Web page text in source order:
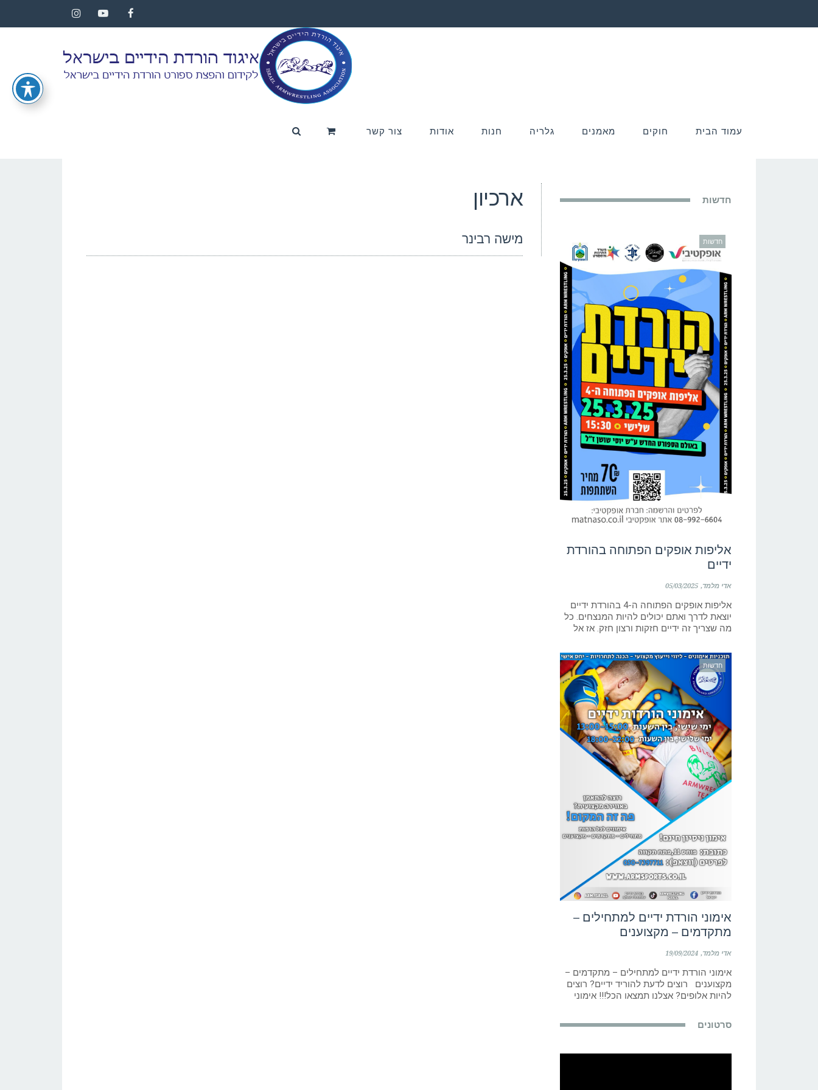
Facebook
YouTube
Instagram
עמוד הבית חוקים מאמנים גלריה חנות אודות צור קשר
ארכיון
מישה רבינר
חדשות
חדשות
אליפות אופקים הפתוחה בהורדת
ידיים
אדי מלמד 05/03/2025
אליפות אופקים הפתוחה ה-4 בהורדת ידיים
יוצאת לדרך ואתם יכולים להיות המנצחים. כל
מה שצריך זה ידיים חזקות ורצון חזק. אז אל
חדשות
אימוני הורדת ידיים למתחילים –
מתקדמים – מקצוענים
אדי מלמד 19/09/2024
אימוני הורדת ידיים למתחילים – מתקדמים –
מקצוענים רוצים לדעת להוריד ידיים? רוצים
להיות אלופים? אצלנו תמצאו הכל!!! אימוני
סרטונים